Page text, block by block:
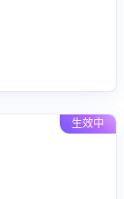
生效中